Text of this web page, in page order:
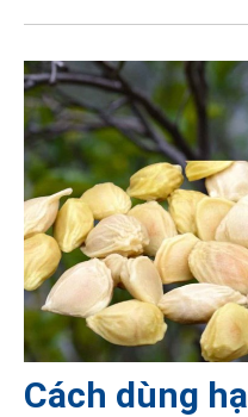
Cách dùng